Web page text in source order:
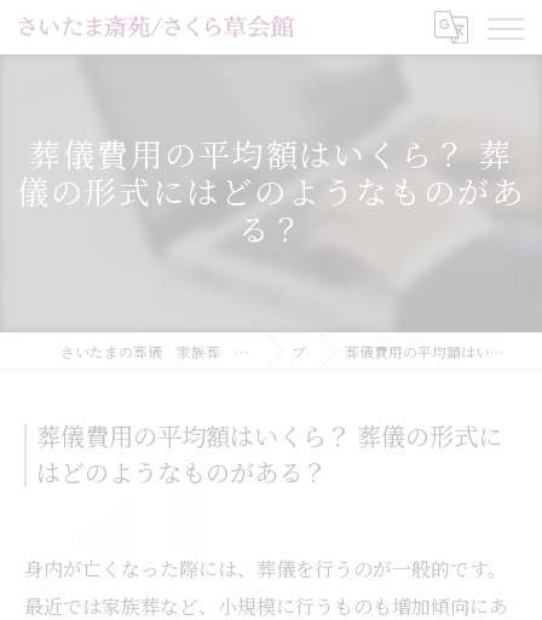
葬儀費用の平均額はいくら？ 葬
儀の形式にはどのようなものがあ
る？
さいたまの葬儀 家族葬 一日葬ならさいたま斎苑/家族葬ホールさくら草会館 ブログ 葬儀費用の平均額はいくら？ 葬儀の形式にはどのようなものがある？
葬儀費用の平均額はいくら？ 葬儀の形式に
はどのようなものがある？
身内が亡くなった際には、葬儀を行うのが一般的です。
最近では家族葬など、小規模に行うものも増加傾向にあ